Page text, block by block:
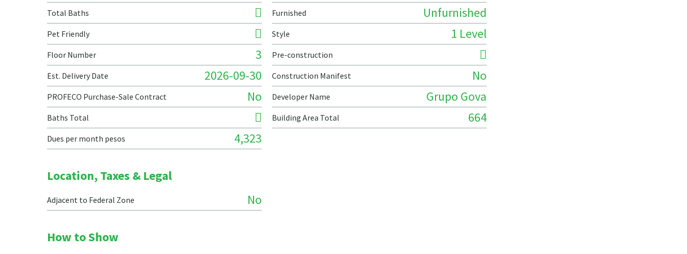
Total Baths Furnished Unfurnished
Pet Friendly Style 1 Level
Floor Number 3 Pre-construction
Est. Delivery Date 2026-09-30 Construction Manifest No
PROFECO Purchase-Sale Contract No Developer Name Grupo Gova
Baths Total Building Area Total 664
Dues per month pesos 4,323
Location, Taxes & Legal
Adjacent to Federal Zone No
How to Show